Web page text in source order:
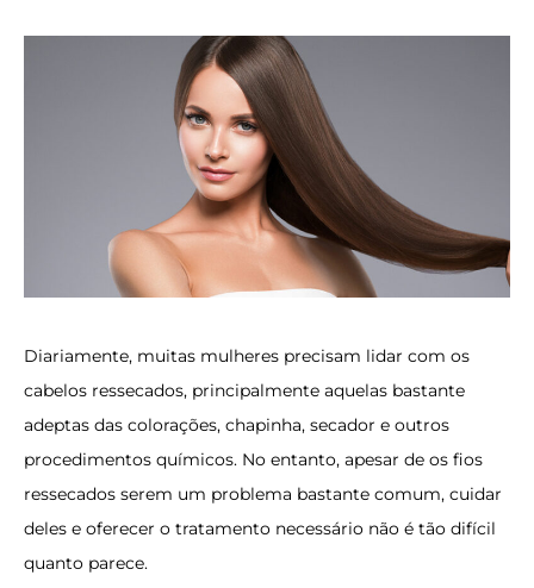
Diariamente, muitas mulheres precisam lidar com os
cabelos ressecados, principalmente aquelas bastante
adeptas das colorações, chapinha, secador e outros
procedimentos químicos. No entanto, apesar de os fios
ressecados serem um problema bastante comum, cuidar
deles e oferecer o tratamento necessário não é tão difícil
quanto parece.